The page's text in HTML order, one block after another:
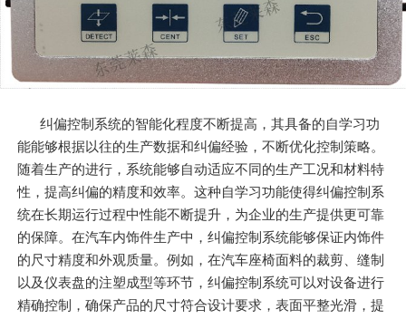
纠偏控制系统的智能化程度不断提高，其具备的自学习功
能能够根据以往的生产数据和纠偏经验，不断优化控制策略。
随着生产的进行，系统能够自动适应不同的生产工况和材料特
性，提高纠偏的精度和效率。这种自学习功能使得纠偏控制系
统在长期运行过程中性能不断提升，为企业的生产提供更可靠
的保障。在汽车内饰件生产中，纠偏控制系统能够保证内饰件
的尺寸精度和外观质量。例如，在汽车座椅面料的裁剪、缝制
以及仪表盘的注塑成型等环节，纠偏控制系统可以对设备进行
精确控制，确保产品的尺寸符合设计要求，表面平整光滑，提